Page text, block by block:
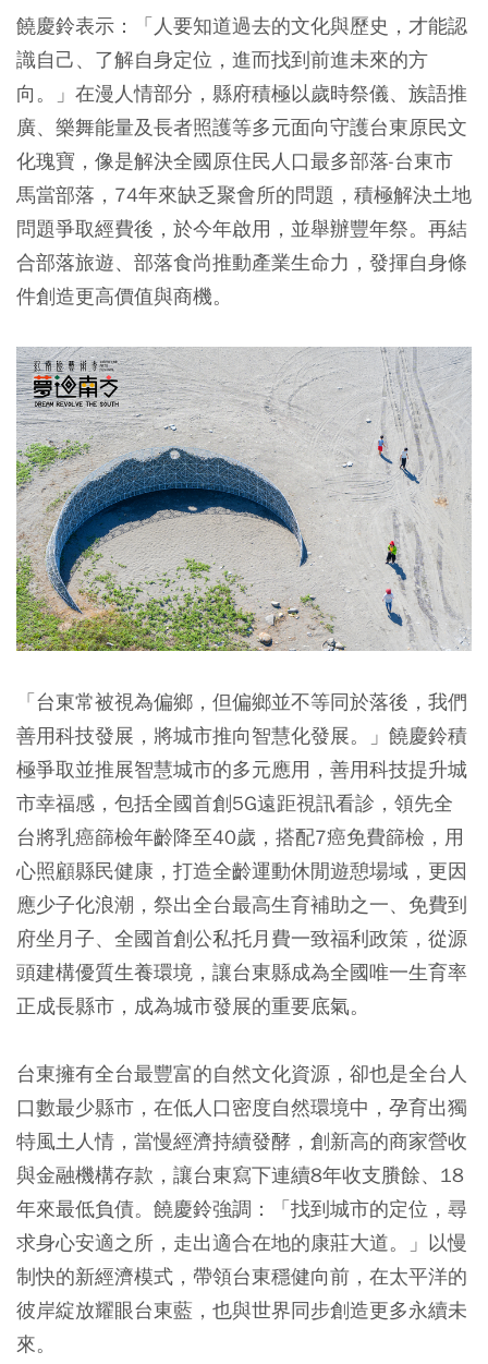
饒慶鈴表示：「人要知道過去的文化與歷史，才能認
識自己、了解自身定位，進而找到前進未來的方
向。」在漫人情部分，縣府積極以歲時祭儀、族語推
廣、樂舞能量及長者照護等多元面向守護台東原民文
化瑰寶，像是解決全國原住民人口最多部落-台東市
馬當部落，74年來缺乏聚會所的問題，積極解決土地
問題爭取經費後，於今年啟用，並舉辦豐年祭。再結
合部落旅遊、部落食尚推動產業生命力，發揮自身條
件創造更高價值與商機。
「台東常被視為偏鄉，但偏鄉並不等同於落後，我們
善用科技發展，將城市推向智慧化發展。」饒慶鈴積
極爭取並推展智慧城市的多元應用，善用科技提升城
市幸福感，包括全國首創5G遠距視訊看診，領先全
台將乳癌篩檢年齡降至40歲，搭配7癌免費篩檢，用
心照顧縣民健康，打造全齡運動休閒遊憩場域，更因
應少子化浪潮，祭出全台最高生育補助之一、免費到
府坐月子、全國首創公私托月費一致福利政策，從源
頭建構優質生養環境，讓台東縣成為全國唯一生育率
正成長縣市，成為城市發展的重要底氣。
台東擁有全台最豐富的自然文化資源，卻也是全台人
口數最少縣市，在低人口密度自然環境中，孕育出獨
特風土人情，當慢經濟持續發酵，創新高的商家營收
與金融機構存款，讓台東寫下連續8年收支賸餘、18
年來最低負債。饒慶鈴強調：「找到城市的定位，尋
求身心安適之所，走出適合在地的康莊大道。」以慢
制快的新經濟模式，帶領台東穩健向前，在太平洋的
彼岸綻放耀眼台東藍，也與世界同步創造更多永續未
來。